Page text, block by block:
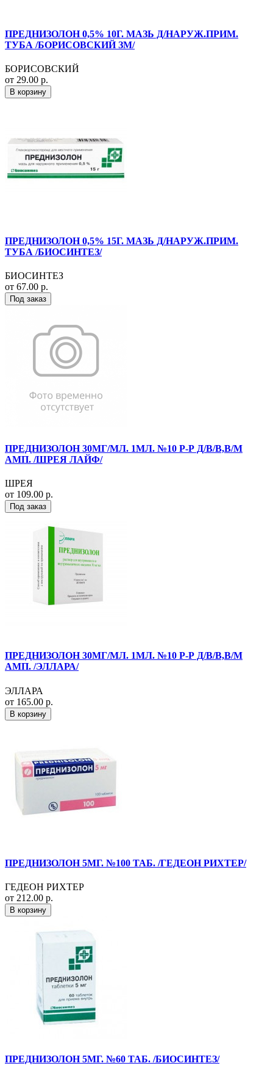
ПРЕДНИЗОЛОН 0,5% 10Г. МАЗЬ Д/НАРУЖ.ПРИМ.
ТУБА /БОРИСОВСКИЙ ЗМ/
БОРИСОВСКИЙ
от 29.00 р.
В корзину
ПРЕДНИЗОЛОН 0,5% 15Г. МАЗЬ Д/НАРУЖ.ПРИМ.
ТУБА /БИОСИНТЕЗ/
БИОСИНТЕЗ
от 67.00 р.
Под заказ
ПРЕДНИЗОЛОН 30МГ/МЛ. 1МЛ. №10 Р-Р Д/В/В,В/М
АМП. /ШРЕЯ ЛАЙФ/
ШРЕЯ
от 109.00 р.
Под заказ
ПРЕДНИЗОЛОН 30МГ/МЛ. 1МЛ. №10 Р-Р Д/В/В,В/М
АМП. /ЭЛЛАРА/
ЭЛЛАРА
от 165.00 р.
В корзину
ПРЕДНИЗОЛОН 5МГ. №100 ТАБ. /ГЕДЕОН РИХТЕР/
ГЕДЕОН РИХТЕР
от 212.00 р.
В корзину
ПРЕДНИЗОЛОН 5МГ. №60 ТАБ. /БИОСИНТЕЗ/